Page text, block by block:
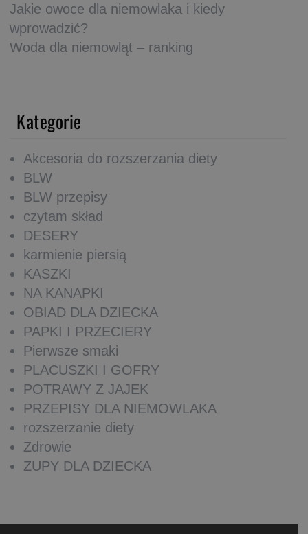
Jakie owoce dla niemowlaka i kiedy
wprowadzić?
Woda dla niemowląt – ranking
Kategorie
Akcesoria do rozszerzania diety
BLW
BLW przepisy
czytam skład
DESERY
karmienie piersią
KASZKI
NA KANAPKI
OBIAD DLA DZIECKA
PAPKI I PRZECIERY
Pierwsze smaki
PLACUSZKI I GOFRY
POTRAWY Z JAJEK
PRZEPISY DLA NIEMOWLAKA
rozszerzanie diety
Zdrowie
ZUPY DLA DZIECKA